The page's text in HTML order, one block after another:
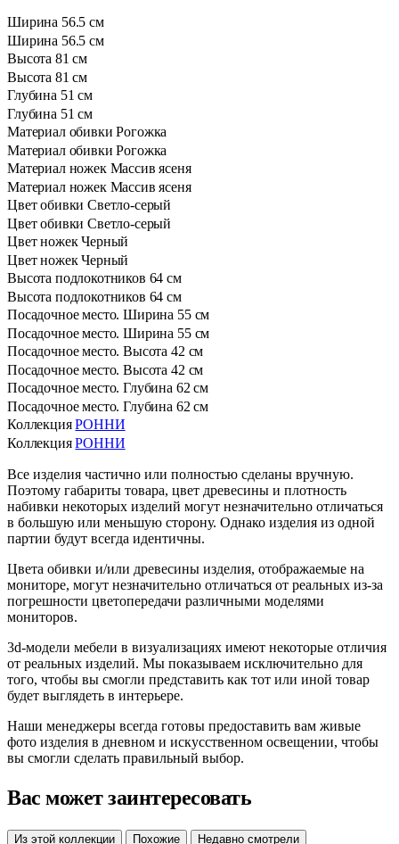
Ширина 56.5 см
Ширина 56.5 см
Высота 81 см
Высота 81 см
Глубина 51 см
Глубина 51 см
Материал обивки Рогожка
Материал обивки Рогожка
Материал ножек Массив ясеня
Материал ножек Массив ясеня
Цвет обивки Светло-серый
Цвет обивки Светло-серый
Цвет ножек Черный
Цвет ножек Черный
Высота подлокотников 64 см
Высота подлокотников 64 см
Посадочное место. Ширина 55 см
Посадочное место. Ширина 55 см
Посадочное место. Высота 42 см
Посадочное место. Высота 42 см
Посадочное место. Глубина 62 см
Посадочное место. Глубина 62 см
Коллекция РОННИ
Коллекция РОННИ
Все изделия частично или полностью сделаны вручную.
Поэтому габариты товара, цвет древесины и плотность
набивки некоторых изделий могут незначительно отличаться
в большую или меньшую сторону. Однако изделия из одной
партии будут всегда идентичны.
Цвета обивки и/или древесины изделия, отображаемые на
мониторе, могут незначительно отличаться от реальных из-за
погрешности цветопередачи различными моделями
мониторов.
3d-модели мебели в визуализациях имеют некоторые отличия
от реальных изделий. Мы показываем исключительно для
того, чтобы вы смогли представить как тот или иной товар
будет выглядеть в интерьере.
Наши менеджеры всегда готовы предоставить вам живые
фото изделия в дневном и искусственном освещении, чтобы
вы смогли сделать правильный выбор.
Вас может заинтересовать
Из этой коллекции Похожие Недавно смотрели